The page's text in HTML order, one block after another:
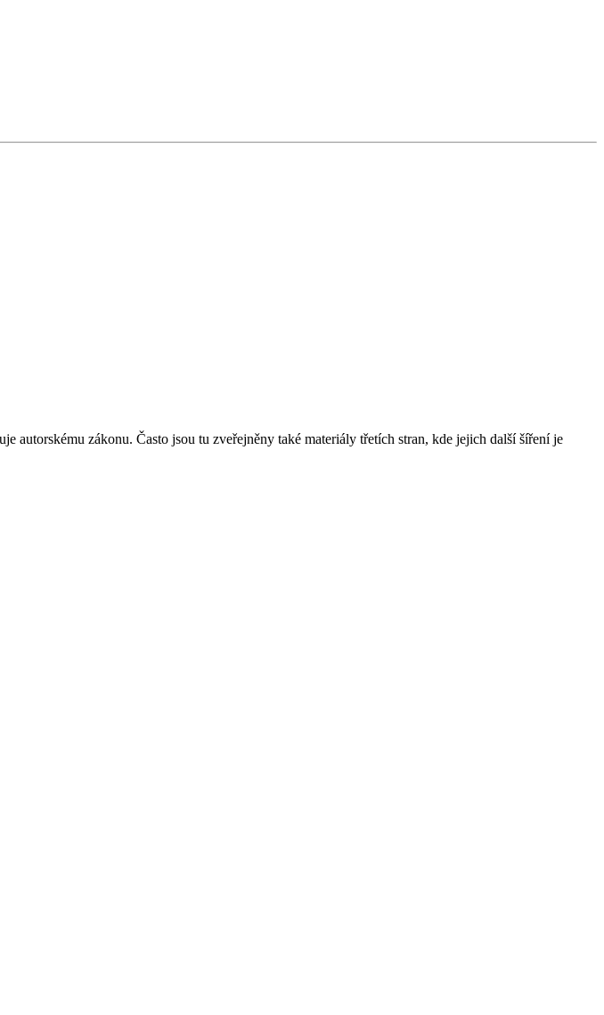
autorskému zákonu. Často jsou tu zveřejněny také materiály třetích stran, kde jejich další šíření je